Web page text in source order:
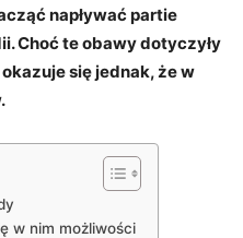
napływać partie
Choć te obawy dotyczyły
się jednak, że w
w nim możliwości